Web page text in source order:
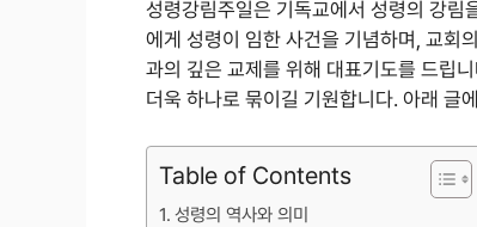
성령강림주일은 기독교에서 성령의 강림
에게 성령이 임한 사건을 기념하며, 교회
과의 깊은 교제를 위해 대표기도를 드립
더욱 하나로 묶이길 기원합니다. 아래 글
Table of Contents
성령의 역사와 의미